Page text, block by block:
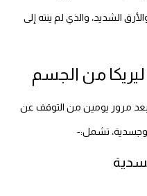
الشديد، والذي لم ينته إلى
من الجسم
بعد مرور يومين من التوقف عن
وجسدية، تشمل:-